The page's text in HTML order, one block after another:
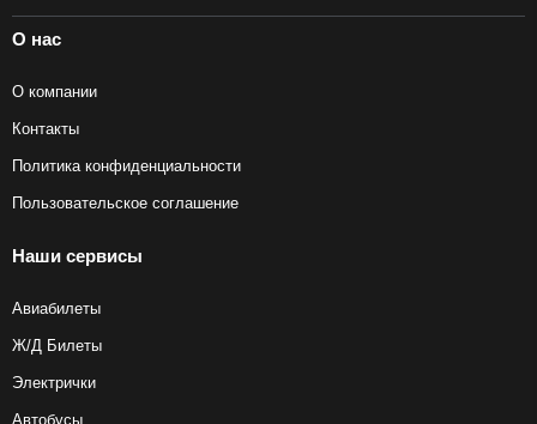
О нас
О компании
Контакты
Политика конфиденциальности
Пользовательское соглашение
Наши сервисы
Авиабилеты
Ж/Д Билеты
Электрички
Автобусы